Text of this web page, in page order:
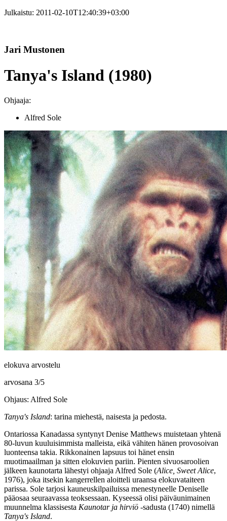
Julkaistu: 2011-02-10T12:40:39+03:00
Jari Mustonen
Tanya's Island (1980)
Ohjaaja:
Alfred Sole
elokuva arvostelu
arvosana 3/5
Ohjaus: Alfred Sole
Tanya's Island: tarina miehestä, naisesta ja pedosta.
Ontariossa Kanadassa syntynyt Denise Matthews muistetaan yhtenä
80‑luvun kuuluisimmista malleista, eikä vähiten hänen provosoivan
luonteensa takia. Rikkonainen lapsuus toi hänet ensin
muotimaailman ja sitten elokuvien pariin. Pienten sivuosaroolien
jälkeen kaunotarta lähestyi ohjaaja Alfred Sole (Alice, Sweet Alice,
1976), joka itsekin kangerrellen aloitteli uraansa elokuvataiteen
parissa. Sole tarjosi kauneuskilpailuissa menestyneelle Deniselle
pääosaa seuraavassa teoksessaan. Kyseessä olisi päiväunimainen
muunnelma klassisesta Kaunotar ja hirviö ‑sadusta (1740) nimellä
Tanya's Island.